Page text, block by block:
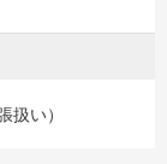
い）